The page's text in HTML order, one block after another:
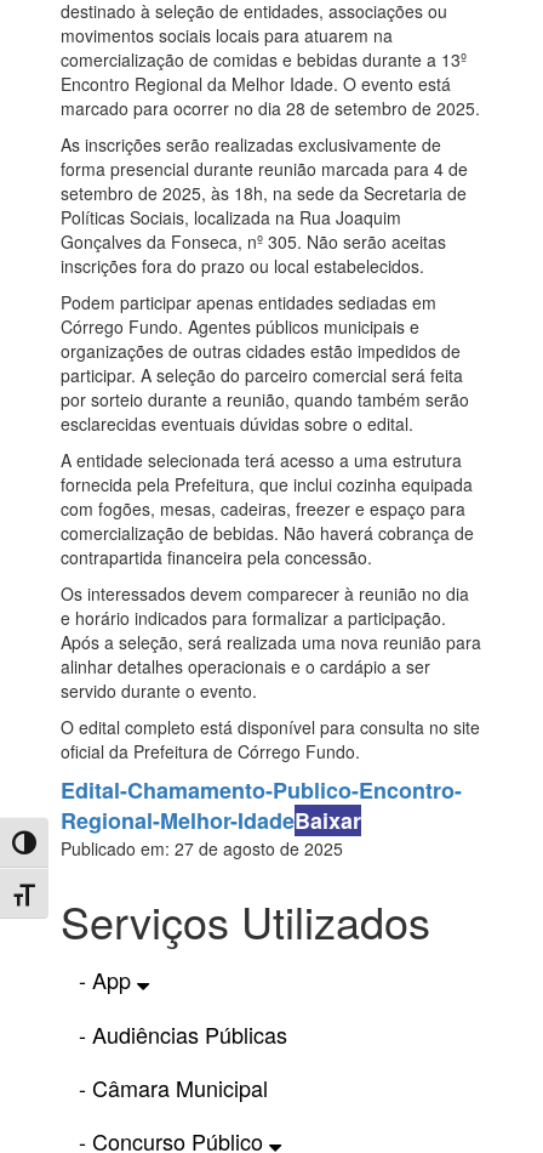
Toggle High Contrast
Toggle Font size
destinado à seleção de entidades, associações ou
movimentos sociais locais para atuarem na
comercialização de comidas e bebidas durante a 13º
Encontro Regional da Melhor Idade. O evento está
marcado para ocorrer no dia 28 de setembro de 2025.
As inscrições serão realizadas exclusivamente de
forma presencial durante reunião marcada para 4 de
setembro de 2025, às 18h, na sede da Secretaria de
Políticas Sociais, localizada na Rua Joaquim
Gonçalves da Fonseca, nº 305. Não serão aceitas
inscrições fora do prazo ou local estabelecidos.
Podem participar apenas entidades sediadas em
Córrego Fundo. Agentes públicos municipais e
organizações de outras cidades estão impedidos de
participar. A seleção do parceiro comercial será feita
por sorteio durante a reunião, quando também serão
esclarecidas eventuais dúvidas sobre o edital.
A entidade selecionada terá acesso a uma estrutura
fornecida pela Prefeitura, que inclui cozinha equipada
com fogões, mesas, cadeiras, freezer e espaço para
comercialização de bebidas. Não haverá cobrança de
contrapartida financeira pela concessão.
Os interessados devem comparecer à reunião no dia
e horário indicados para formalizar a participação.
Após a seleção, será realizada uma nova reunião para
alinhar detalhes operacionais e o cardápio a ser
servido durante o evento.
O edital completo está disponível para consulta no site
oficial da Prefeitura de Córrego Fundo.
Edital-Chamamento-Publico-Encontro-
Regional-Melhor-IdadeBaixar
Publicado em: 27 de agosto de 2025
Serviços Utilizados
- App
- Audiências Públicas
- Câmara Municipal
- Concurso Público